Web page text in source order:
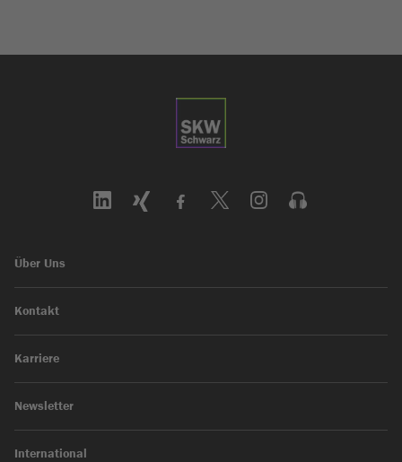
Über Uns
Kontakt
Karriere
Newsletter
International